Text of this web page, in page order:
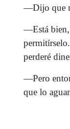
—Dijo que
—Está bien,
perderé
—Pero
que lo